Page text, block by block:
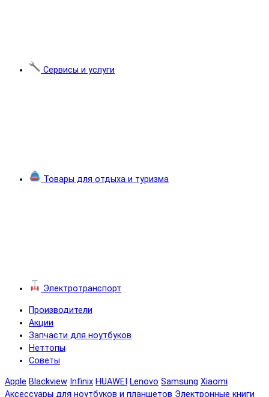
Сервисы и услуги
Товары для отдыха и туризма
Электротранспорт
Производители
Акции
Запчасти для ноутбуков
Неттопы
Советы
Apple Blackview Infinix HUAWEI Lenovo Samsung Xiaomi
Аксессуары для ноутбуков и планшетов Электронные книги